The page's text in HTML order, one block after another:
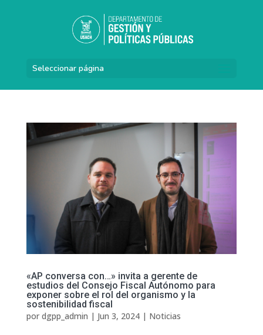
Seleccionar página
«AP conversa con…» invita a gerente de
estudios del Consejo Fiscal Autónomo para
exponer sobre el rol del organismo y la
sostenibilidad fiscal
por dgpp_admin | Jun 3, 2024| Noticias